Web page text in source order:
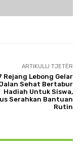
ARTIKULLI TJETËR
Rejang Lebong Gelar
Sehat Bertabur
Hadiah Untuk Siswa,
Serahkan Bantuan
Rutin